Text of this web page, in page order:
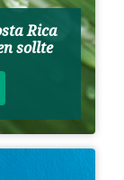
Rica
sollte